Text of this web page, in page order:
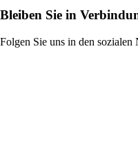
Bleiben Sie in
Folgen Sie uns in den sozialen